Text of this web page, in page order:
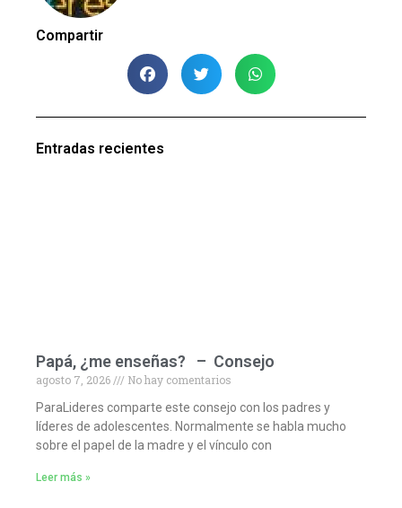
Compartir
Entradas recientes
Papá, ¿me enseñas? – Consejo
agosto 7, 2026
No hay comentarios
ParaLideres comparte este consejo con los padres y
líderes de adolescentes. Normalmente se habla mucho
sobre el papel de la madre y el vínculo con
Leer más »